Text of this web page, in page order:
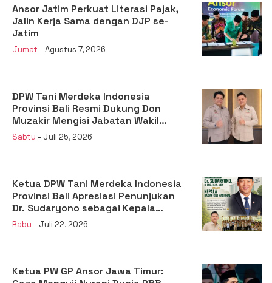
Ansor Jatim Perkuat Literasi Pajak,
Jalin Kerja Sama dengan DJP se-
Jatim
Jumat - Agustus 7, 2026
DPW Tani Merdeka Indonesia
Provinsi Bali Resmi Dukung Don
Muzakir Mengisi Jabatan Wakil
Menteri Pertanian RI
Sabtu - Juli 25, 2026
Ketua DPW Tani Merdeka Indonesia
Provinsi Bali Apresiasi Penunjukan
Dr. Sudaryono sebagai Kepala
Badan Gizi Nasional
Rabu - Juli 22, 2026
Ketua PW GP Ansor Jawa Timur: